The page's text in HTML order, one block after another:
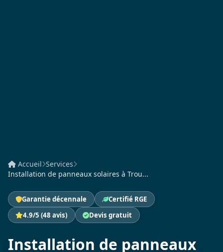
Accueil Services
Installation de panneaux solaires à Trou...
Garantie décennale
Certifié RGE
4.9/5 (48 avis)
Devis gratuit
Installation de panneaux